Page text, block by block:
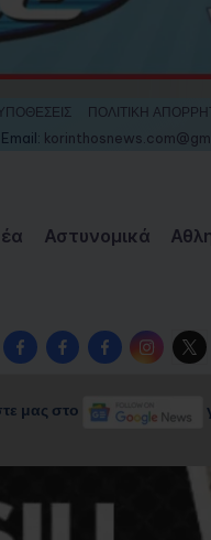
ΠΟΛΙΤΙΚΗ
Αστυνομικά
Facebook
Group
Facebook
Page
Facebook
Page
μας στο